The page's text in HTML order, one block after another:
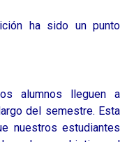
ha sido un punto
alumnos lleguen a
del semestre. Esta
nuestros estudiantes